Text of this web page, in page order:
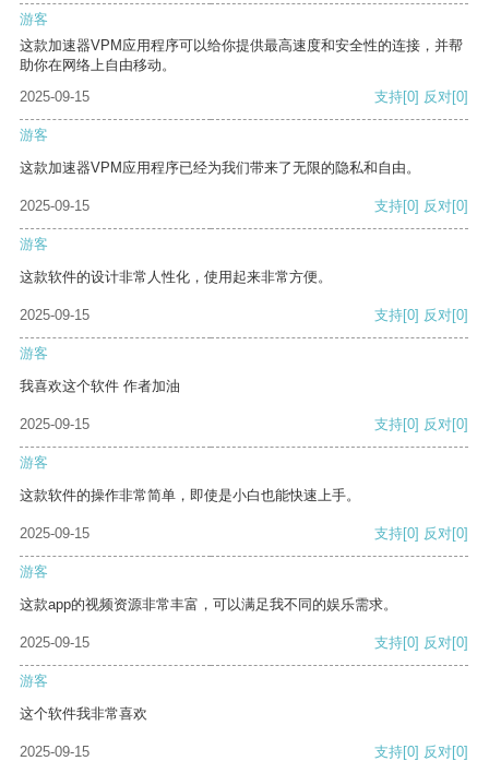
游客
这款加速器VPM应用程序可以给你提供最高速度和安全性的连接，并帮
助你在网络上自由移动。
2025-09-15
支持[0] 反对[0]
游客
这款加速器VPM应用程序已经为我们带来了无限的隐私和自由。
2025-09-15 支持[0] 反对[0]
游客
这款软件的设计非常人性化，使用起来非常方便。
2025-09-15 支持[0] 反对[0]
游客
我喜欢这个软件 作者加油
2025-09-15 支持[0] 反对[0]
游客
这款软件的操作非常简单，即使是小白也能快速上手。
2025-09-15 支持[0] 反对[0]
游客
这款app的视频资源非常丰富，可以满足我不同的娱乐需求。
2025-09-15 支持[0] 反对[0]
游客
这个软件我非常喜欢
2025-09-15 支持[0] 反对[0]